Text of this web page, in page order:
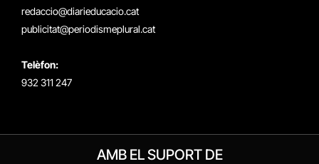
redaccio@diarieducacio.cat
publicitat@periodismeplural.cat
Telèfon:
932 311 247
AMB EL SUPORT DE